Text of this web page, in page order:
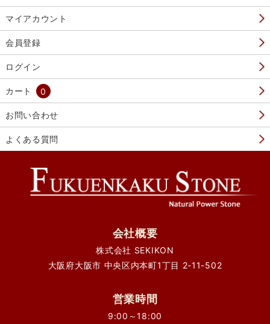
マイアカウント
会員登録
ログイン
カート 0
お問い合わせ
よくある質問
会社概要
株式会社 SEKIKON
大阪府大阪市 中央区内本町1丁目 2-11-502
営業時間
9:00～18:00